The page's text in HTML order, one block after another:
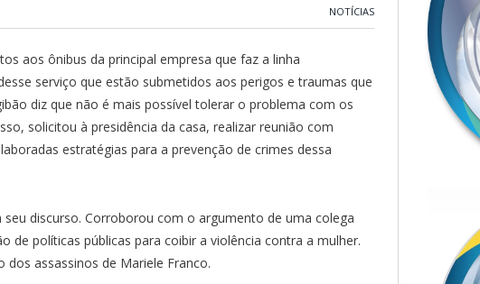
NOTÍCIAS
aos ônibus da principal empresa que faz a linha
serviço que estão submetidos aos perigos e traumas que
diz que não é mais possível tolerar o problema com os
solicitou à presidência da casa, realizar reunião com
estratégias para a prevenção de crimes dessa
discurso. Corroborou com o argumento de uma colega
de políticas públicas para coibir a violência contra a mulher.
dos assassinos de Mariele Franco.